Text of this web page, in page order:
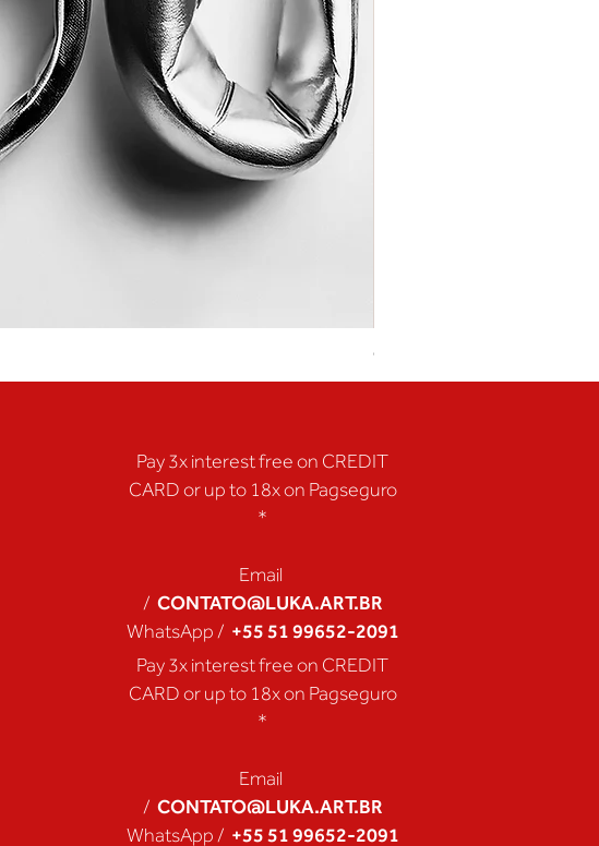
Coração de Artista
Pay 3x interest free on CREDIT
CARD or up to 18x on Pagseguro
*
Email
/ CONTATO@LUKA.ART.BR
WhatsApp / +55 51 99652-2091
Pay 3x interest free on CREDIT
CARD or up to 18x on Pagseguro
*
Email
/ CONTATO@LUKA.ART.BR
WhatsApp / +55 51 99652-2091